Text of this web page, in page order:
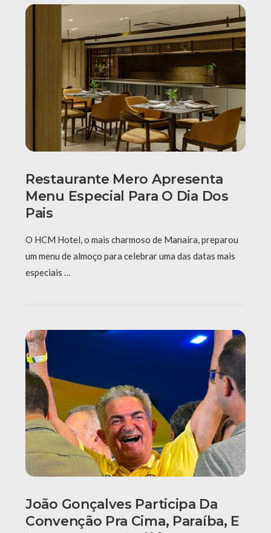
Restaurante Mero Apresenta
Menu Especial Para O Dia Dos
Pais
O HCM Hotel, o mais charmoso de Manaíra, preparou
um menu de almoço para celebrar uma das datas mais
especiais …
João Gonçalves Participa Da
Convenção Pra Cima, Paraíba, E